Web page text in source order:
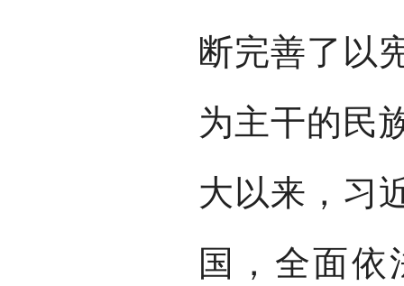
断完善了以
为主干的民
大以来，习
国，全面依